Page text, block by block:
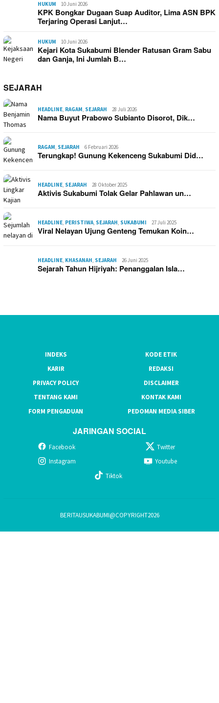
HUKUM 10 Juni 2026
KPK Bongkar Dugaan Suap Auditor, Lima ASN BPK
Terjaring Operasi Lanjut…
HUKUM 10 Juni 2026
Kejari Kota Sukabumi Blender Ratusan Gram Sabu
dan Ganja, Ini Jumlah B…
SEJARAH
HEADLINE, RAGAM, SEJARAH 28 Juli 2026
Nama Buyut Prabowo Subianto Disorot, Dik…
RAGAM, SEJARAH 6 Februari 2026
Terungkap! Gunung Kekenceng Sukabumi Did…
HEADLINE, SEJARAH 28 Oktober 2025
Aktivis Sukabumi Tolak Gelar Pahlawan un…
HEADLINE, PERISTIWA, SEJARAH, SUKABUMI 27 Juli 2025
Viral Nelayan Ujung Genteng Temukan Koin…
HEADLINE, KHASANAH, SEJARAH 26 Juni 2025
Sejarah Tahun Hijriyah: Penanggalan Isla…
INDEKS
KODE ETIK
KARIR
REDAKSI
PRIVACY POLICY
DISCLAIMER
TENTANG KAMI
KONTAK KAMI
FORM PENGADUAN
PEDOMAN MEDIA SIBER
JARINGAN SOCIAL
Facebook
Twitter
Instagram
Youtube
Tiktok
BERITAUSUKABUMI@COPYRIGHT2026